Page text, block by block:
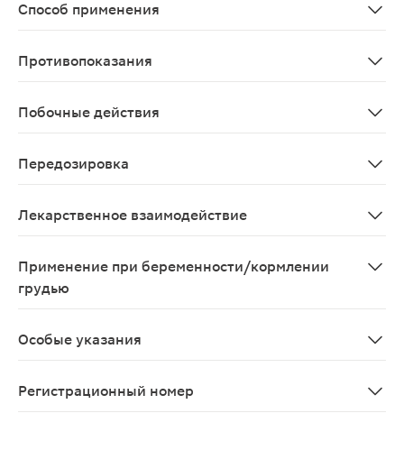
Способ применения
Противопоказания
Побочные действия
Передозировка
Лекарственное взаимодействие
Применение при беременности/кормлении
грудью
Особые указания
Регистрационный номер